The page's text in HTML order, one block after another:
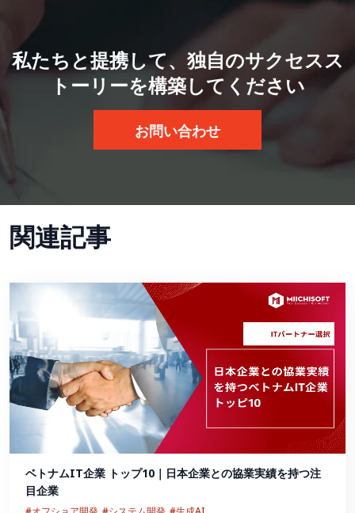
私たちと提携して、独自のサクセスス
トーリーを構築してください
お問い合わせ
関連記事
ベトナムIT企業 トップ10｜日本企業との協業実績を持つ注
目企業